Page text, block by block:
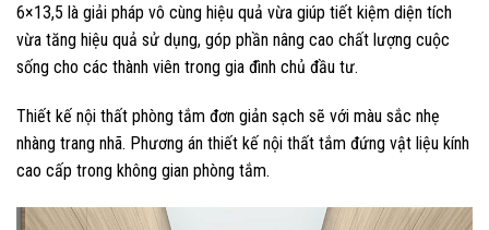
6×13,5 là giải pháp vô cùng hiệu quả vừa giúp tiết kiệm diện tích
vừa tăng hiệu quả sử dụng, góp phần nâng cao chất lượng cuộc
sống cho các thành viên trong gia đình chủ đầu tư.
Thiết kế nội thất phòng tắm đơn giản sạch sẽ với màu sắc nhẹ
nhàng trang nhã. Phương án thiết kế nội thất tắm đứng vật liệu kính
cao cấp trong không gian phòng tắm.